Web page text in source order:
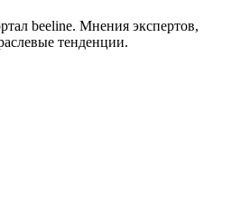
beeline. Мнения экспертов,
тенденции.